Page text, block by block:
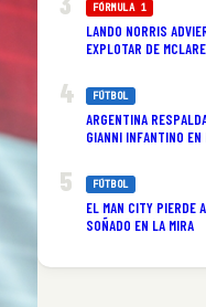
FÓRMULA 1
LANDO NORRIS
EXPLOTAR DE
FÚTBOL
ARGENTINA
GIANNI INFANTINO
FÚTBOL
EL MAN CITY PIERDE
SOÑADO EN LA MIRA